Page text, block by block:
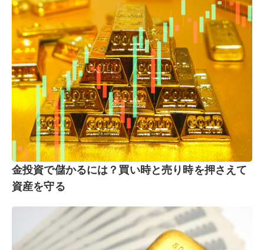
金投資で儲かるには？買い時と売り時を押さえて
資産を守る